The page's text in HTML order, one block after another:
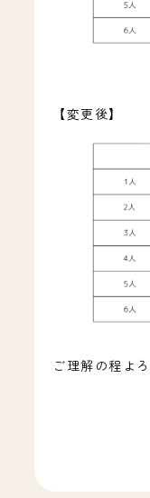
【変更後】
ご理解の程よ